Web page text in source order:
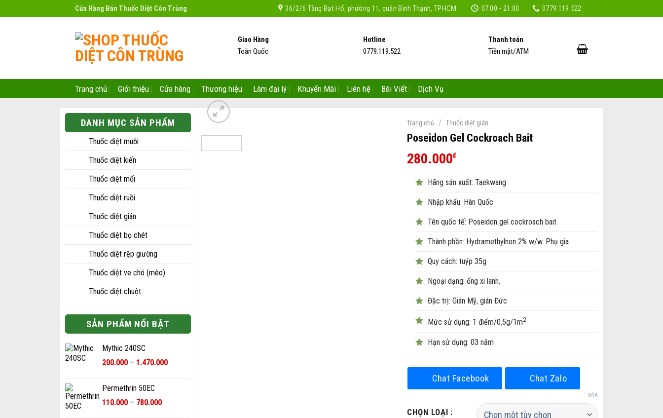
Cửa Hàng Bán Thuốc Diệt Côn Trùng 36/2/6 Tăng Bạt Hổ, phường 11, quận Bình Thạnh, TPHCM. 07:00 - 21:00 0779.119.522
Giao Hàng
Toàn Quốc
Hotline
0779.119.522
Thanh toán
Tiền mặt/ATM
Trang chủ Giới thiệu Cửa hàng Thương hiệu Làm đại lý Khuyến Mãi Liên hệ Bài Viết Dịch Vụ
DANH MỤC SẢN PHẨM
Thuốc diệt muỗi
Thuốc diệt kiến
Thuốc diệt mối
Thuốc diệt ruồi
Thuốc diệt gián
Thuốc diệt bọ chét
Thuốc diệt rệp giường
Thuốc diệt ve chó (mèo)
Thuốc diệt chuột
SẢN PHẨM NỔI BẬT
Mythic 240SC
200.000 – 1.470.000Khoảng
Permethrin 50EC
110.000 – 780.000Khoảng
Trang chủ / Thuốc diệt gián
Poseidon Gel Cockroach Bait
280.000₫
Hãng sản xuất: Taekwang
Nhập khẩu: Hàn Quốc
Tên quốc tế: Poseidon gel cockroach bait
Thành phần: Hydramethylnon 2% w/w. Phụ gia
Quy cách: tuýp 35g
Ngoại dạng: ống xi lanh.
Đặc trị: Gián Mỹ, gián Đức
Mức sử dụng: 1 điểm/0,5g/1m2
Hạn sử dụng: 03 năm
Chat Facebook Chat Zalo
CHỌN LOẠI :
XÓA